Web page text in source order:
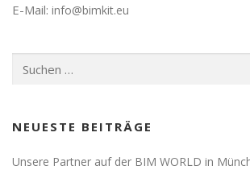
E-Mail: info@bimkit.eu
nach:
NEUESTE BEITRÄGE
Unsere Partner auf der BIM WORLD in